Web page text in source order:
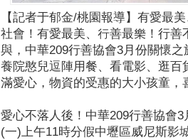
【記者于郁金/桃園報導】有愛最
社會！有愛最美、行善最樂！行
與，中華209行善協會3月份關懷
養院憨兒逗陣用餐、看電影、逛
滿愛心，物資的受惠的大小孩童，
愛心不落人後！中華209行善協會
(一)上午11時分假中壢區威尼斯影